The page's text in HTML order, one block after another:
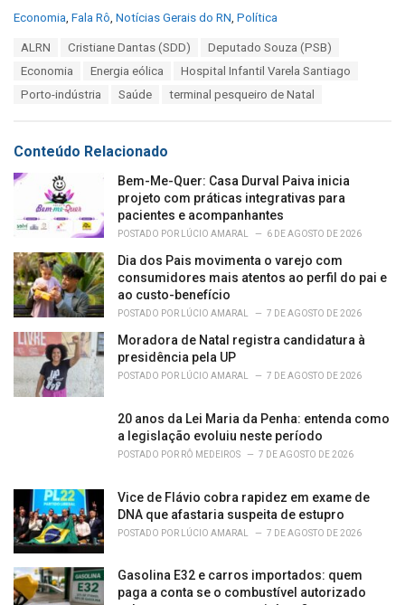
C
e
:
Economia Fala Rô Notícias Gerais do RN Política
ALRN Cristiane Dantas (SDD)
Deputado Souza (PSB)
Economia
Energia eólica
Hospital Infantil Varela Santiago
Porto-indústria
Saúde terminal pesqueiro de Natal
Conteúdo Relacionado
Bem-Me-Quer: Casa Durval Paiva inicia
projeto com práticas integrativas para
pacientes e acompanhantes
POSTADO POR LÚCIO AMARAL 6 DE AGOSTO DE 2026
Dia dos Pais movimenta o varejo com
consumidores mais atentos ao perfil do pai e
ao custo-benefício
POSTADO POR LÚCIO AMARAL 7 DE AGOSTO DE 2026
Moradora de Natal registra candidatura à
presidência pela UP
POSTADO POR LÚCIO AMARAL 7 DE AGOSTO DE 2026
20 anos da Lei Maria da Penha: entenda como
a legislação evoluiu neste período
POSTADO POR RÔ MEDEIROS 7 DE AGOSTO DE 2026
Vice de Flávio cobra rapidez em exame de
DNA que afastaria suspeita de estupro
POSTADO POR LÚCIO AMARAL 7 DE AGOSTO DE 2026
Gasolina E32 e carros importados: quem
paga a conta se o combustível autorizado